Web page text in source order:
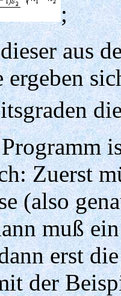
;
aus
ergeben
Zuerst
(also
muß
erst
der